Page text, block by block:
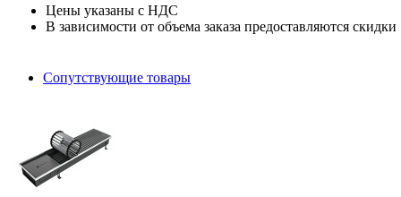
Цены указаны с НДС
В зависимости от объема заказа предоставляются скидки
Сопутствующие товары